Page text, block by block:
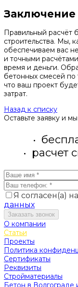
Заключение
Правильный расчёт
строительства. Мы,
обеспечиваем вас
и точными
время и деньги.
бетонных смесей по
что ваш проект
затрат.
Назад к списку
Оставьте заявку и
расчет
Я согласен(а) на
данных
Заказать звонок
О компании
Статьи
Проекты
Политика
Сертификаты
Реквизиты
Стройматериалы
Бетон в Волгограде